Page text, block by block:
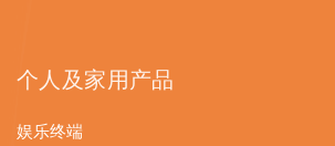
个人及家用产品
娱乐终端